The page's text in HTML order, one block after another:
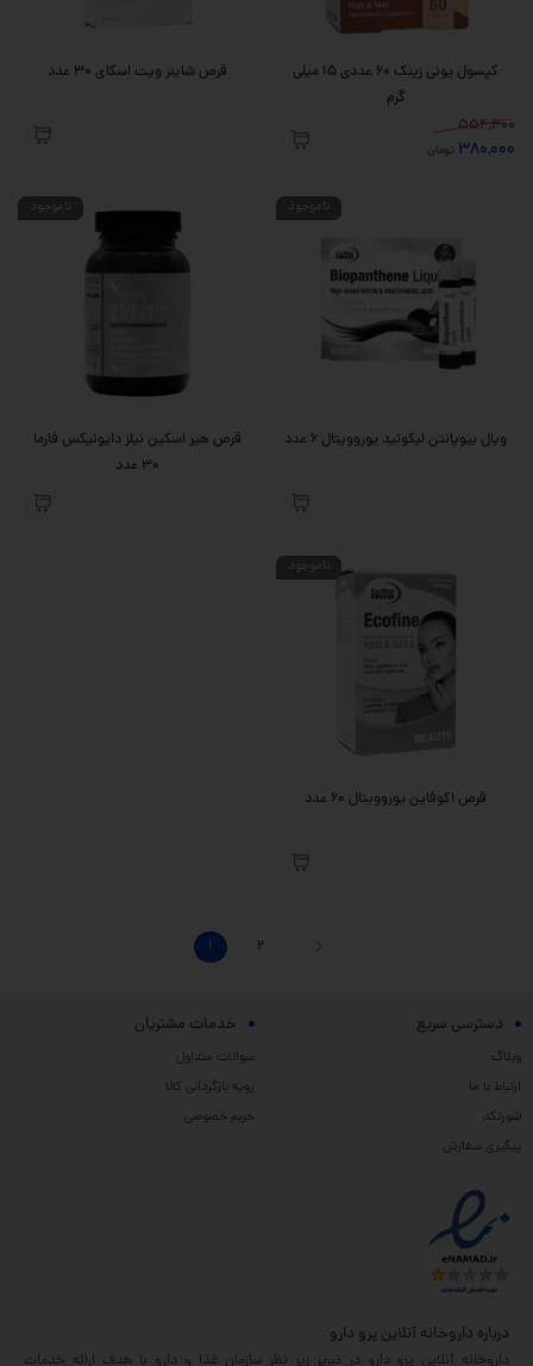
کپسول یونی زینک 60 عددی 15 میلی
گرم
554,400
380,000 تومان
قرص شاینر ویت اسکای 30 عدد
ناموجود
ویال بیوپانتن لیکوئید یوروویتال 6 عدد
ناموجود
قرص هیر اسکین نیلز دایونیکس فارما
30 عدد
ناموجود
قرص اکوفاین یوروویتال 60 عدد
1 2
دسترسی سریع
وبلاگ
ارتباط با ما
شورتکد
پیگیری سفارش
خدمات مشتریان
سوالات متداول
رویه بازگردانی کالا
حریم خصوصی
درباره داروخانه آنلاین پرو دارو
داروخانه آنلاین پرو دارو در تبریز زیر نظر سازمان غذا و دارو با هدف ارائه خدمات